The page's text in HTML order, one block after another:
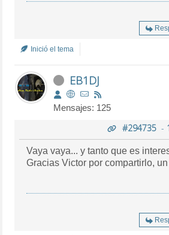
Inició el tema
EB1DJ
Mensajes: 125
#294735-
Vaya vaya... y tanto que es
Gracias Victor por compartirlo,